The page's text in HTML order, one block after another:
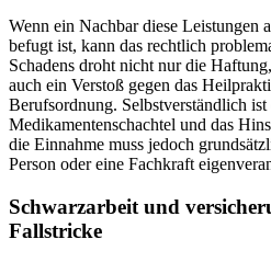
Wenn ein Nachbar diese Leistungen
befugt ist, kann das rechtlich
Schadens droht nicht nur die
auch ein Verstoß gegen das
Berufsordnung. Selbstverständlich
Medikamentenschachtel und das
die Einnahme muss jedoch
Person oder eine Fachkraft
Schwarzarbeit und
Fallstricke